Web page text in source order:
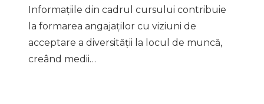
Informațiile din cadrul cursului contribuie
la formarea angajaților cu viziuni de
acceptare a diversității la locul de muncă,
creând medii…